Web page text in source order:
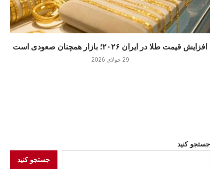
افزایش قیمت طلا در ایران ۲۰۲۶؛ بازار همچنان صعودی است
29 جولای 2026
جستجو کنید
جستجو کنید